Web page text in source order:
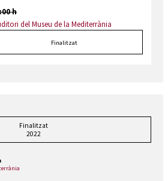
h
del Museu de la Mediterrània
Finalitzat
Finalitzat
2022